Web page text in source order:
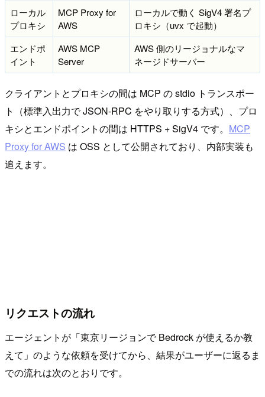
ローカル
プロキシ
MCP Proxy for
AWS
ローカルで動く SigV4 署名プ
ロキシ（uvx で起動）
エンドポ
イント
AWS MCP
Server
AWS 側のリージョナルなマ
ネージドサーバー
クライアントとプロキシの間は MCP の stdio トランスポー
ト（標準入出力で JSON-RPC をやり取りする方式）、プロ
キシとエンドポイントの間は HTTPS + SigV4 です。 MCP
Proxy for AWS は OSS として公開されており、内部実装も
追えます。
リクエストの流れ
エージェントが「東京リージョンで Bedrock が使えるか教
えて」のような依頼を受けてから、結果がユーザーに返るま
での流れは次のとおりです。